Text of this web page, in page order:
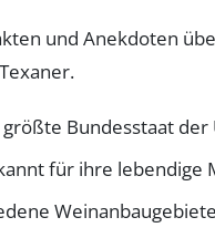
und Anekdoten
Bundesstaat der
für ihre lebendige